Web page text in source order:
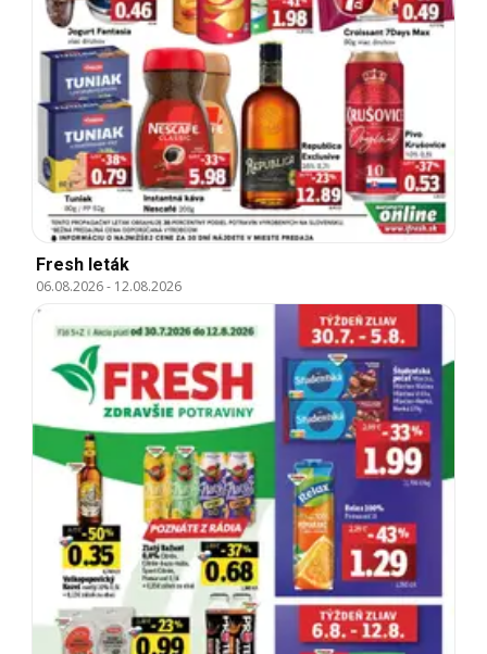
Fresh leták
06.08.2026- 12.08.2026